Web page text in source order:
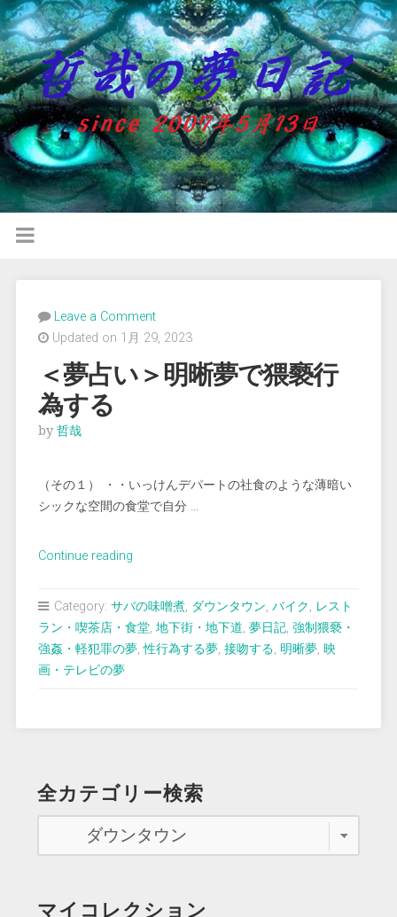
Leave a Comment
Updated on 1月 29, 2023
＜夢占い＞明晰夢で猥褻行
為する
by 哲哉
（その１） ・・いっけんデパートの社食のような薄暗い
シックな空間の食堂で自分 …
Continue reading“＜
い
＞
で
行
す
る ”
Category: サバの味噌煮, ダウンタウン, バイク, レスト
ラン・喫茶店・食堂, 地下街・地下道, 夢日記, 強制猥褻・
強姦・軽犯罪の夢,性行為する夢, 接吻する, 明晰夢, 映
画・テレビの夢
全カテゴリー検索
マイコレクション